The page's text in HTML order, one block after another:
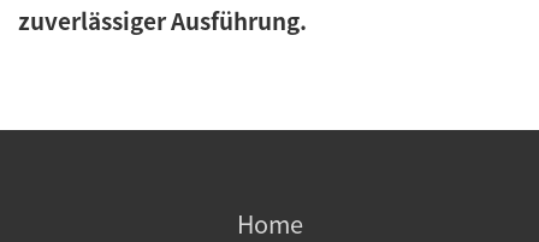
zuverlässiger Ausführung.
Home